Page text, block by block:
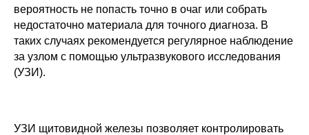
вероятность не попасть точно в очаг или собрать
недостаточно материала для точного диагноза. В
таких случаях рекомендуется регулярное наблюдение
за узлом с помощью ультразвукового исследования
(УЗИ).
УЗИ щитовидной железы позволяет контролировать